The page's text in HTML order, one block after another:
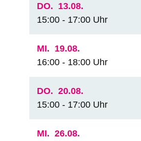
DO. 13.08.
15:00 - 17:00 Uhr
MI. 19.08.
16:00 - 18:00 Uhr
DO. 20.08.
15:00 - 17:00 Uhr
MI. 26.08.